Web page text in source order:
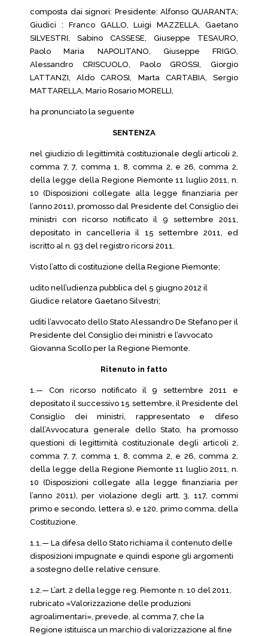
composta dai signori: Presidente: Alfonso QUARANTA;
Giudici : Franco GALLO, Luigi MAZZELLA, Gaetano
SILVESTRI, Sabino CASSESE, Giuseppe TESAURO,
Paolo Maria NAPOLITANO, Giuseppe FRIGO,
Alessandro CRISCUOLO, Paolo GROSSI, Giorgio
LATTANZI, Aldo CAROSI, Marta CARTABIA, Sergio
MATTARELLA, Mario Rosario MORELLI,
ha pronunciato la seguente
SENTENZA
nel giudizio di legittimità costituzionale degli articoli 2,
comma 7, 7, comma 1, 8, comma 2, e 26, comma 2,
della legge della Regione Piemonte 11 luglio 2011, n.
10 (Disposizioni collegate alla legge finanziaria per
l’anno 2011), promosso dal Presidente del Consiglio dei
ministri con ricorso notificato il 9 settembre 2011,
depositato in cancelleria il 15 settembre 2011, ed
iscritto al n. 93 del registro ricorsi 2011.
Visto l’atto di costituzione della Regione Piemonte;
udito nell’udienza pubblica del 5 giugno 2012 il
Giudice relatore Gaetano Silvestri;
uditi l’avvocato dello Stato Alessandro De Stefano per il
Presidente del Consiglio dei ministri e l’avvocato
Giovanna Scollo per la Regione Piemonte.
Ritenuto in fatto
1.— Con ricorso notificato il 9 settembre 2011 e
depositato il successivo 15 settembre, il Presidente del
Consiglio dei ministri, rappresentato e difeso
dall’Avvocatura generale dello Stato, ha promosso
questioni di legittimità costituzionale degli articoli 2,
comma 7, 7, comma 1, 8, comma 2, e 26, comma 2,
della legge della Regione Piemonte 11 luglio 2011, n.
10 (Disposizioni collegate alla legge finanziaria per
l’anno 2011), per violazione degli artt. 3, 117, commi
primo e secondo, lettera s), e 120, primo comma, della
Costituzione.
1.1.— La difesa dello Stato richiama il contenuto delle
disposizioni impugnate e quindi espone gli argomenti
a sostegno delle relative censure.
1.2.— L’art. 2 della legge reg. Piemonte n. 10 del 2011,
rubricato «Valorizzazione delle produzioni
agroalimentari», prevede, al comma 7, che la
Regione istituisca un marchio di valorizzazione al fine